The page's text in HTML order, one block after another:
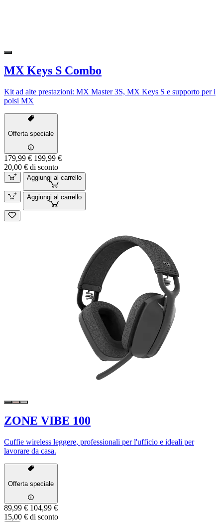
MX Keys S Combo
Kit ad alte prestazioni: MX Master 3S, MX Keys S e supporto per i
polsi MX
Offerta speciale
179,99 € 199,99 €
20,00 € di sconto
Aggiungi al carrello
Aggiungi al carrello
ZONE VIBE 100
Cuffie wireless leggere, professionali per l'ufficio e ideali per
lavorare da casa.
Offerta speciale
89,99 € 104,99 €
15,00 € di sconto